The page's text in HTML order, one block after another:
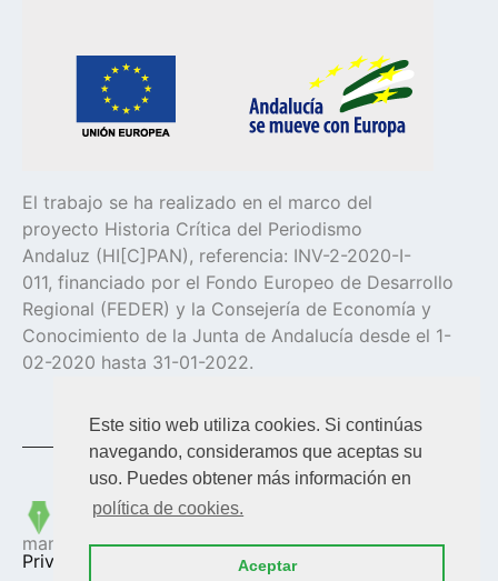
Este sitio web utiliza cookies. Si continúas
navegando, consideramos que aceptas su
uso. Puedes obtener más información en
política de cookies.
Aceptar
El trabajo se ha realizado en el marco del
proyecto Historia Crítica del Periodismo
Andaluz (HI[C]PAN), referencia: INV-2-2020-I-
011, financiado por el Fondo Europeo de Desarrollo
Regional (FEDER) y la Consejería de Economía y
Conocimiento de la Junta de Andalucía desde el 1-
02-2020 hasta 31-01-2022.
Copyright © 2023HICPAN
mantenido porWeb en Madrid|Política de
Privacidad